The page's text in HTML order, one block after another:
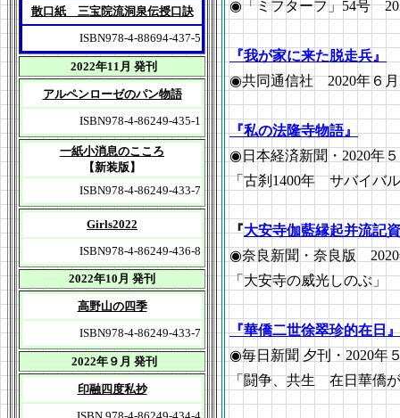
散口紙 三宝院流洞泉伝授口訣
ISBN978-4-88694-437-5
2022年11月 発刊
アルペンローゼのパン物語
ISBN978-4-86249-435-1
一紙小消息のこころ
【新装版】
ISBN978-4-86249-433-7
Girls2022
ISBN978-4-86249-436-8
2022年10月 発刊
高野山の四季
ISBN978-4-86249-433-7
2022年９月 発刊
印融四度私抄
◉「ミフターフ」54号
『我が家に来た脱走兵』
◉共同通信社 2020年６月
『私の法隆寺物語』
◉日本経済新聞・2020年
「古刹1400年 サバイバ
『大安寺伽藍縁起并流記
◉奈良新聞・奈良版 2020
「大安寺の威光しのぶ」
『華僑二世徐翠珍的在日』
◉毎日新聞 夕刊・2020年
「闘争、共生 在日華僑